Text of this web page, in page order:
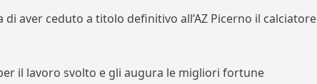
di aver ceduto a titolo definitivo all’AZ Picerno il calciatore
il lavoro svolto e gli augura le migliori fortune